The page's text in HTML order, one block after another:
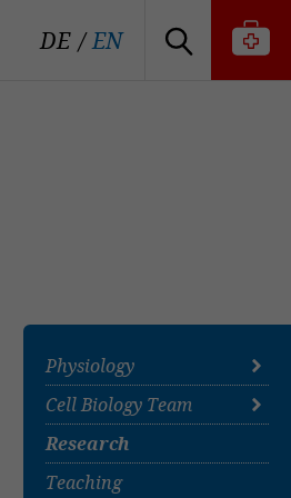
DE EN
Physiology
Prof. Dr. Gemma
Mazzuoli-Weber
Neurogastroenterology
Team
Cell Biology Team
Cell Biology Team
Team
Research
Teaching